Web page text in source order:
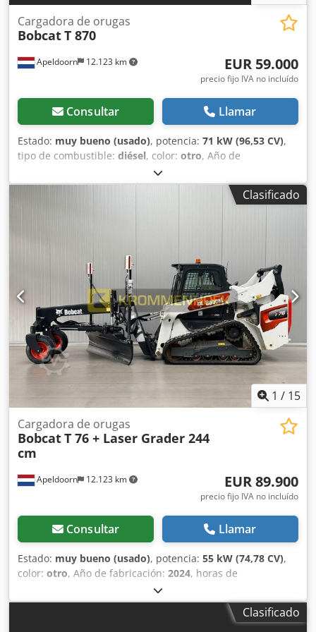
Apeldoorn 12.123 km
Cargadora de orugas
BobcatT 870
EUR 59.000
precio fijo IVA no incluído
Consultar Llamar
Estado: muy bueno (usado), potencia: 71 kW (96,53 CV),
tipo de combustible: diésel, color: otro, Año de
, horas de funcionamiento:
Equipamiento:aire acondicionado, Año de fabricación:
2021 Peso en vacío: 5.863 kg Dimensiones (L x A x H): 390 x
opciones y equipamiento = - 3er circuito hidráulico - Faros
de trabajo - Orugas de goma - Alto caudal - Acoplador
rápido hidráulico - Radio = Observaciones = Dsdpfx Asyc
Nxtsmlekr Tren motriz Normativa / Nivel: Stage IV / Tier IV
final General País de fabricación: EE.UU. Estado Tipo CE: CE
Hidráulica auxiliar de alto caudal, 2 velocidades de
traslación, suspensión del tren de rodaje, focos de trabajo
adicionales, acoplador rápido hidráulico, radio, asiento
neumático, pintura original.
Clasificado
1 / 15
Apeldoorn 12.123 km
Cargadora de orugas
BobcatT 76 + Laser Grader 244
cm
EUR 89.900
precio fijo IVA no incluído
Consultar Llamar
Estado: muy bueno (usado), potencia: 55 kW (74,78 CV),
color: otro, Año de fabricación: 2024, horas de
, Equipamiento:
acondicionado, Año de fabricación: 2024 Peso en vacío:
4.898 kg Tipo de chasis: rígido Dirección: fija Marca del
Clasificado